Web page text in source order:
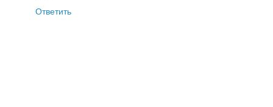
Ответить